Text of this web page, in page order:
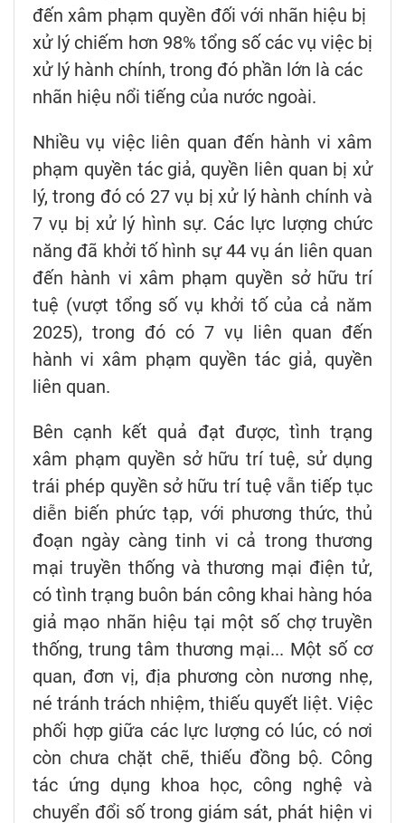
đến xâm phạm quyền đối với nhãn hiệu bị
xử lý chiếm hơn 98% tổng số các vụ việc bị
xử lý hành chính, trong đó phần lớn là các
nhãn hiệu nổi tiếng của nước ngoài.
Nhiều vụ việc liên quan đến hành vi xâm
phạm quyền tác giả, quyền liên quan bị xử
lý, trong đó có 27 vụ bị xử lý hành chính và
7 vụ bị xử lý hình sự. Các lực lượng chức
năng đã khởi tố hình sự 44 vụ án liên quan
đến hành vi xâm phạm quyền sở hữu trí
tuệ (vượt tổng số vụ khởi tố của cả năm
2025), trong đó có 7 vụ liên quan đến
hành vi xâm phạm quyền tác giả, quyền
liên quan.
Bên cạnh kết quả đạt được, tình trạng
xâm phạm quyền sở hữu trí tuệ, sử dụng
trái phép quyền sở hữu trí tuệ vẫn tiếp tục
diễn biến phức tạp, với phương thức, thủ
đoạn ngày càng tinh vi cả trong thương
mại truyền thống và thương mại điện tử,
có tình trạng buôn bán công khai hàng hóa
giả mạo nhãn hiệu tại một số chợ truyền
thống, trung tâm thương mại... Một số cơ
quan, đơn vị, địa phương còn nương nhẹ,
né tránh trách nhiệm, thiếu quyết liệt. Việc
phối hợp giữa các lực lượng có lúc, có nơi
còn chưa chặt chẽ, thiếu đồng bộ. Công
tác ứng dụng khoa học, công nghệ và
chuyển đổi số trong giám sát, phát hiện vi